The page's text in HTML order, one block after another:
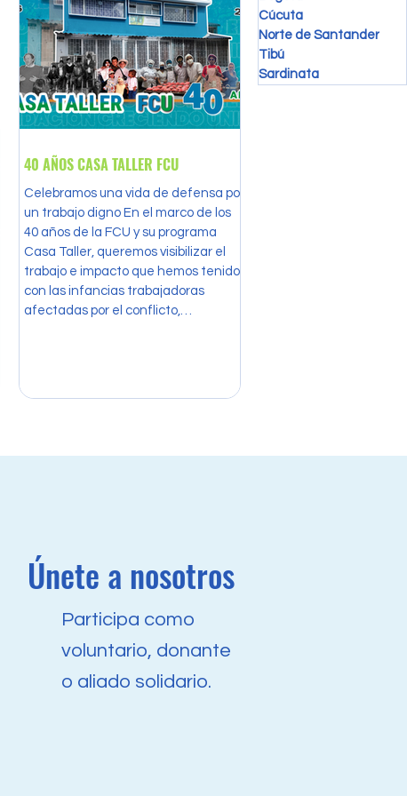
40 AÑOS CASA TALLER FCU
Celebramos una vida de defensa por
un trabajo digno En el marco de los
40 años de la FCU y su programa
Casa Taller, queremos visibilizar el
trabajo e impacto que hemos tenido
con las infancias trabajadoras
afectadas por el conflicto,
Cúcuta
Norte de Santander
Tibú
Sardinata
Únete a nosotros
Participa como
voluntario, donante
o aliado solidario.